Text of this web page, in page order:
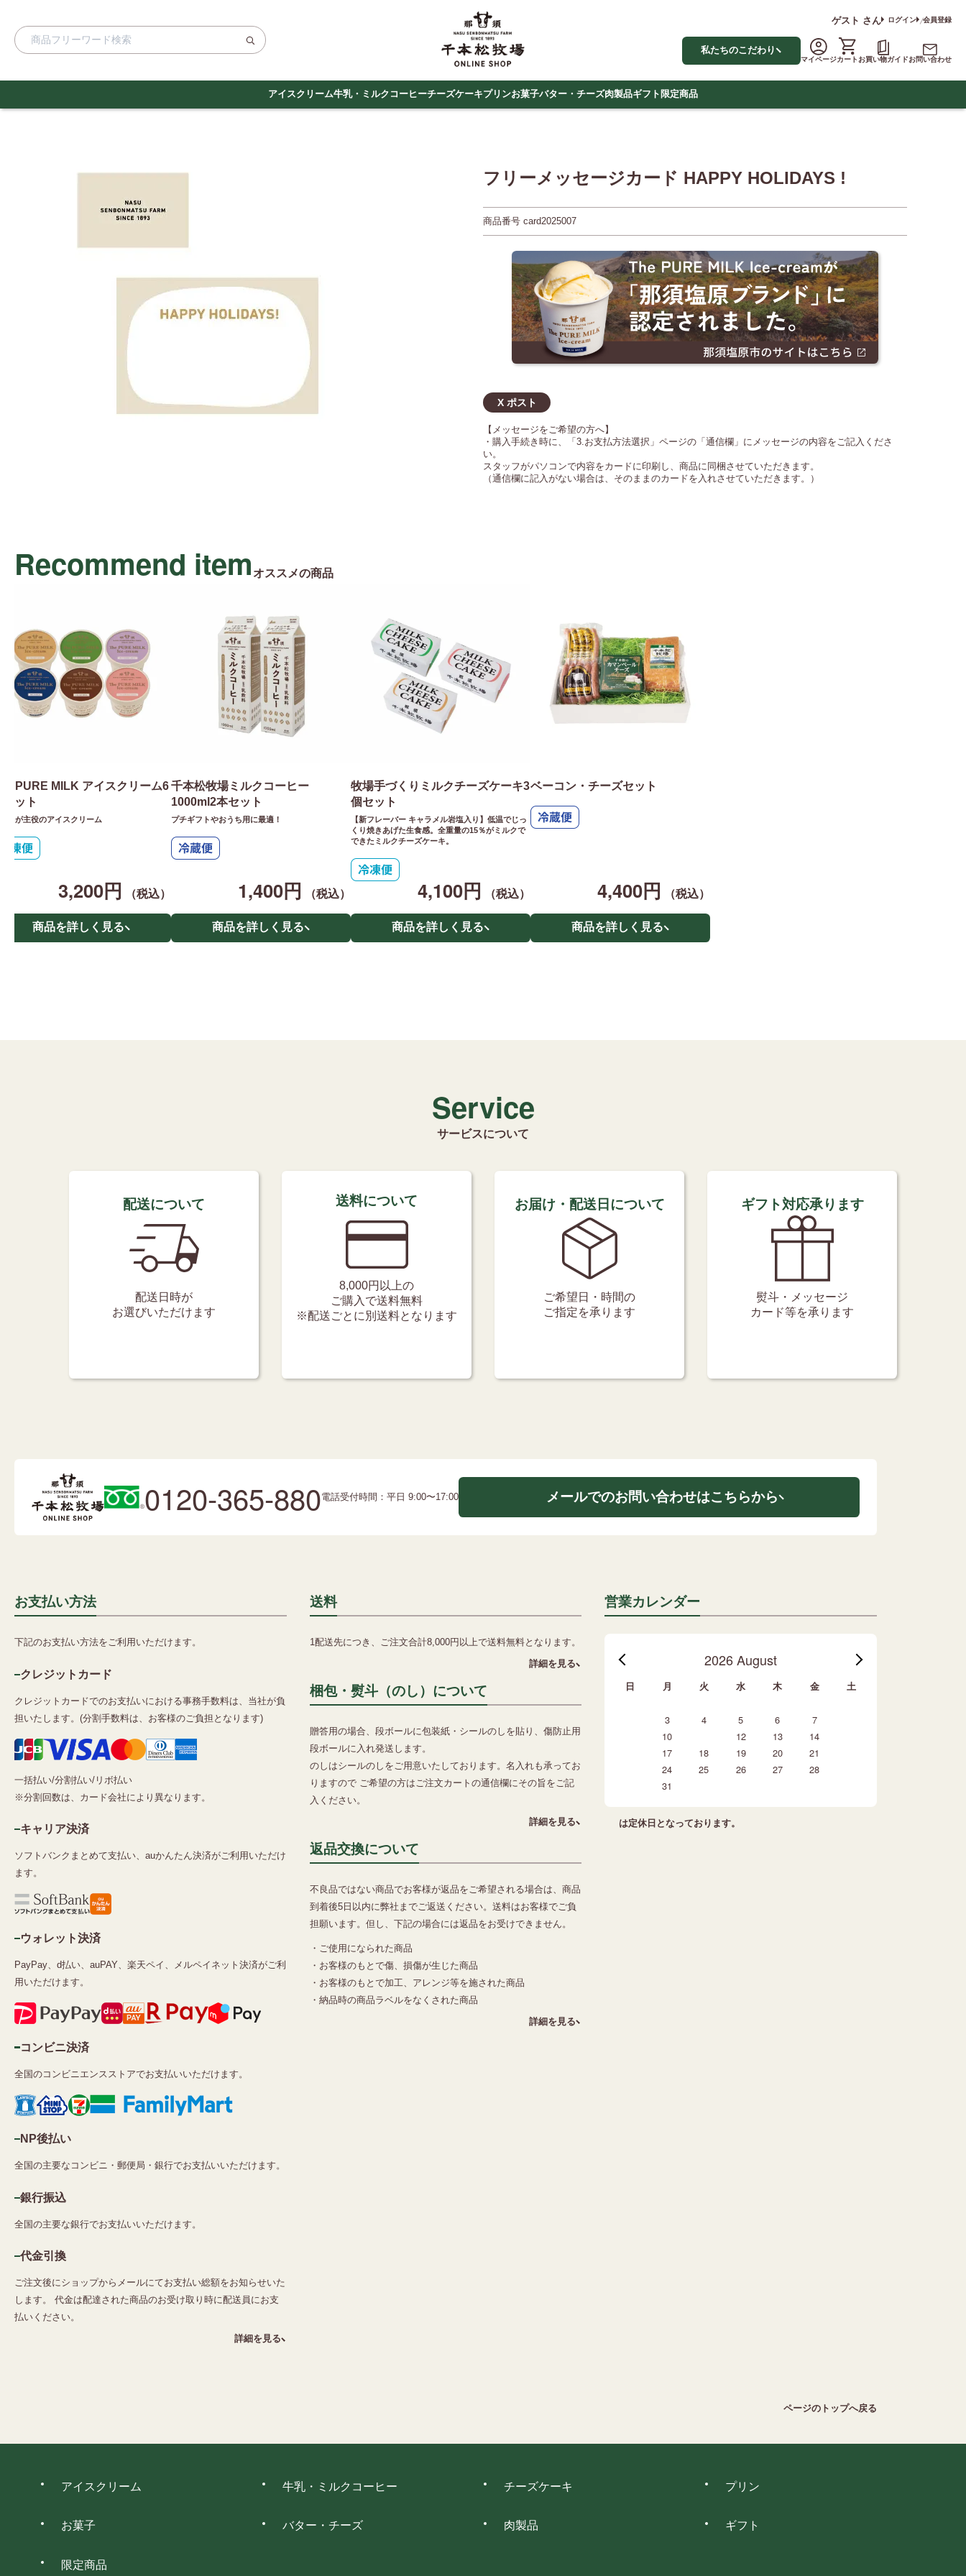
私たちのこだわり
ゲスト さん ログイン 会員登録
マイページカート お買い物ガイドお問い合わせ
アイスクリーム牛乳・ミルクコーヒーチーズケーキプリンお菓子バター・チーズ肉製品ギフト 限定商品
フリーメッセージカード HAPPY HOLIDAYS !
商品番号 card2025007
X ポスト
【メッセージをご希望の方へ】
・購入手続き時に、「3.お支払方法選択」ページの「通信欄」にメッセージの内容をご記入くださ
い。
スタッフがパソコンで内容をカードに印刷し、商品に同梱させていただきます。
（通信欄に記入がない場合は、そのままのカードを入れさせていただきます。）
Recommend item オススメの商品
PURE MILK アイスクリーム6
セット
クが主役のアイスクリーム
3,200円 （税込）
商品を詳しく見る
千本松牧場ミルクコーヒー
1000ml2本セット
プチギフトやおうち用に最適！
1,400円 （税込）
商品を詳しく見る
牧場手づくりミルクチーズケーキ3
個セット
【新フレーバー キャラメル岩塩入り】低温でじっ
くり焼きあげた生食感。全重量の15％がミルクで
できたミルクチーズケーキ。
4,100円 （税込）
商品を詳しく見る
ベーコン・チーズセット
4,400円 （税込）
商品を詳しく見る
Service
サービスについて
配送について
配送日時が
お選びいただけます
送料について
8,000円以上の
ご購入で送料無料
※配送ごとに別送料となります
お届け・配送日について
ご希望日・時間の
ご指定を承ります
ギフト対応承ります
熨斗・メッセージ
カード等を承ります
0120-365-880電話受付時間：平日 9:00〜17:00 メールでのお問い合わせはこちらから
お支払い方法
下記のお支払い方法をご利用いただけます。
クレジットカード
クレジットカードでのお支払いにおける事務手数料は、当社が負
担いたします。(分割手数料は、お客様のご負担となります)
一括払い/分割払い/リボ払い
※分割回数は、カード会社により異なります。
キャリア決済
ソフトバンクまとめて支払い、auかんたん決済がご利用いただけ
ます。
ウォレット決済
PayPay、d払い、auPAY、楽天ペイ、メルペイネット決済がご利
用いただけます。
コンビニ決済
全国のコンビニエンスストアでお支払いいただけます。
NP後払い
全国の主要なコンビニ・郵便局・銀行でお支払いいただけます。
銀行振込
全国の主要な銀行でお支払いいただけます。
代金引換
ご注文後にショップからメールにてお支払い総額をお知らせいた
します。 代金は配達された商品のお受け取り時に配送員にお支
払いください。
詳細を見る
送料
1配送先につき、ご注文合計8,000円以上で送料無料となります。
詳細を見る
梱包・熨斗（のし）について
贈答用の場合、段ボールに包装紙・シールのしを貼り、傷防止用
段ボールに入れ発送します。
のしはシールのしをご用意いたしております。名入れも承ってお
りますので ご希望の方はご注文カートの通信欄にその旨をご記
入ください。
詳細を見る
返品交換について
不良品ではない商品でお客様が返品をご希望される場合は、商品
到着後5日以内に弊社までご返送ください。送料はお客様でご負
担願います。但し、下記の場合には返品をお受けできません。
・ご使用になられた商品
・お客様のもとで傷、損傷が生じた商品
・お客様のもとで加工、アレンジ等を施された商品
・納品時の商品ラベルをなくされた商品
詳細を見る
営業カレンダー
2026 August
日 月 火 水 木 金 土
3 4 5 6 7
10 12 13 14
17 18 19 20 21
24 25 26 27 28
31
は定休日となっております。
ページのトップへ戻る
アイスクリーム 牛乳・ミルクコーヒー チーズケーキ プリン
お菓子 バター・チーズ 肉製品 ギフト
限定商品